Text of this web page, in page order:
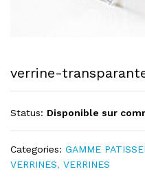
verrine-
Status: Disponible sur
Categories: GAMME
VERRINES, VERRINES